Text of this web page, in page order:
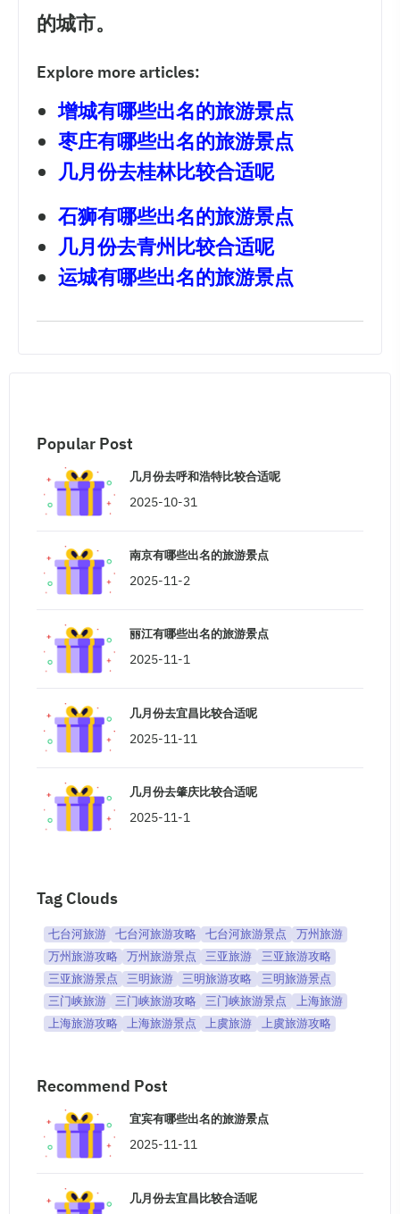
的城市。
Explore more articles:
增城有哪些出名的旅游景点
枣庄有哪些出名的旅游景点
几月份去桂林比较合适呢
石狮有哪些出名的旅游景点
几月份去青州比较合适呢
运城有哪些出名的旅游景点
Popular Post
几月份去呼和浩特比较合适呢
2025-10-31
南京有哪些出名的旅游景点
2025-11-2
丽江有哪些出名的旅游景点
2025-11-1
几月份去宜昌比较合适呢
2025-11-11
几月份去肇庆比较合适呢
2025-11-1
Tag Clouds
七台河旅游 七台河旅游攻略 七台河旅游景点
万州旅游
万州旅游攻略
万州旅游景点 三亚旅游
三亚旅游攻略
三亚旅游景点
三明旅游 三明旅游攻略
三明旅游景点
三门峡旅游
三门峡旅游攻略 三门峡旅游景点
上海旅游
上海旅游攻略
上海旅游景点 上虞旅游 上虞旅游攻略
Recommend Post
宜宾有哪些出名的旅游景点
2025-11-11
几月份去宜昌比较合适呢